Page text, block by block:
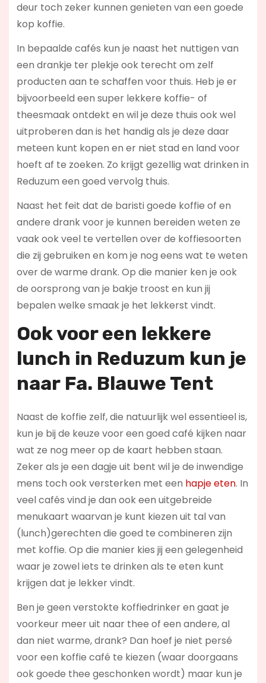
deur toch zeker kunnen genieten van een goede
kop koffie.
In bepaalde cafés kun je naast het nuttigen van
een drankje ter plekje ook terecht om zelf
producten aan te schaffen voor thuis. Heb je er
bijvoorbeeld een super lekkere koffie- of
theesmaak ontdekt en wil je deze thuis ook wel
uitproberen dan is het handig als je deze daar
meteen kunt kopen en er niet stad en land voor
hoeft af te zoeken. Zo krijgt gezellig wat drinken in
Reduzum een goed vervolg thuis.
Naast het feit dat de baristi goede koffie of en
andere drank voor je kunnen bereiden weten ze
vaak ook veel te vertellen over de koffiesoorten
die zij gebruiken en kom je nog eens wat te weten
over de warme drank. Op die manier ken je ook
de oorsprong van je bakje troost en kun jij
bepalen welke smaak je het lekkerst vindt.
Ook voor een lekkere
lunch in Reduzum kun je
naar Fa. Blauwe Tent
Naast de koffie zelf, die natuurlijk wel essentieel is,
kun je bij de keuze voor een goed café kijken naar
wat ze nog meer op de kaart hebben staan.
Zeker als je een dagje uit bent wil je de inwendige
mens toch ook versterken met een hapje eten. In
veel cafés vind je dan ook een uitgebreide
menukaart waarvan je kunt kiezen uit tal van
(lunch)gerechten die goed te combineren zijn
met koffie. Op die manier kies jij een gelegenheid
waar je zowel iets te drinken als te eten kunt
krijgen dat je lekker vindt.
Ben je geen verstokte koffiedrinker en gaat je
voorkeur meer uit naar thee of een andere, al
dan niet warme, drank? Dan hoef je niet persé
voor een koffie café te kiezen (waar doorgaans
ook goede thee geschonken wordt) maar kun je